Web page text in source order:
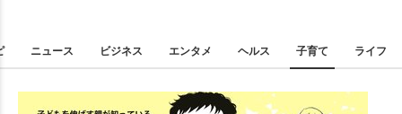
ニュース ビジネス エンタメ ヘルス 子育て ライフ